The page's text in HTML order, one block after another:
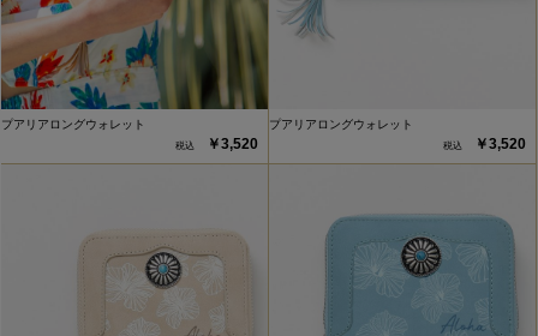
プアリアロングウォレット
￥3,520
プアリアロングウォレット
￥3,520